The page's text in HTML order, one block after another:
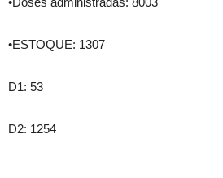
•ESTOQUE: 1307
D1: 53
D2: 1254